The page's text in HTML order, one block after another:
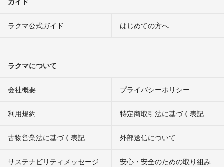
ラクマ公式ガイド はじめての方へ
ラクマについて
会社概要 プライバシーポリシー
利用規約 特定商取引法に基づく表記
古物営業法に基づく表記 外部送信について
サステナビリティメッセージ 安心・安全のための取り組み